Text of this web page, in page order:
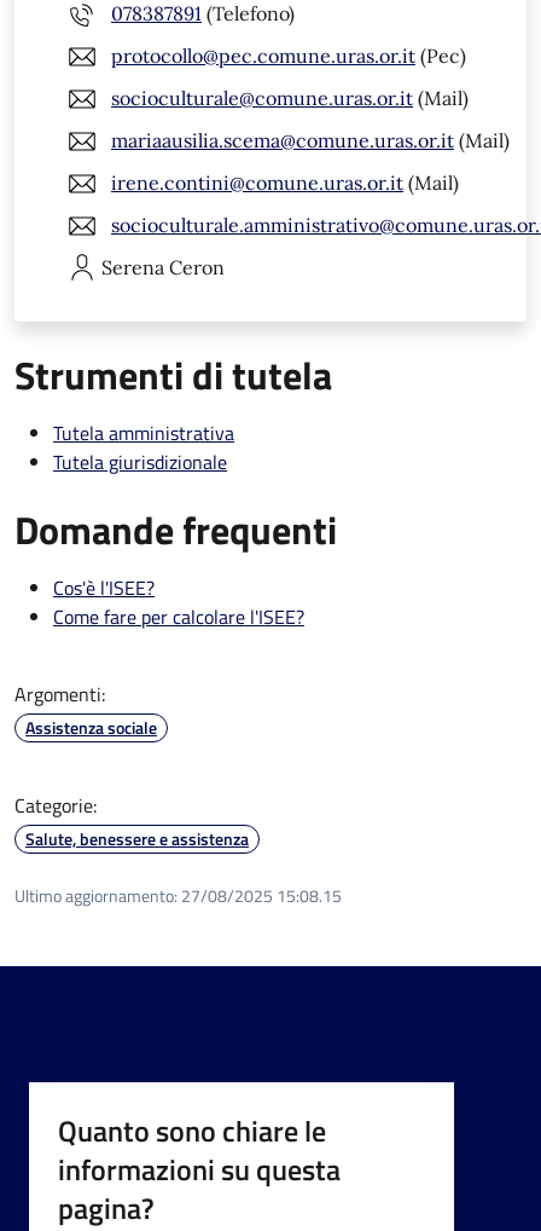
078387891 (Telefono)
protocollo@pec.comune.uras.or.it (Pec)
socioculturale@comune.uras.or.it (Mail)
mariaausilia.scema@comune.uras.or.it (Mail)
irene.contini@comune.uras.or.it (Mail)
Serena Ceron
Strumenti di tutela
Tutela amministrativa
Tutela giurisdizionale
Domande frequenti
Cos'è l'ISEE?
Come fare per calcolare l'ISEE?
Argomenti:
Assistenza sociale
Categorie:
Salute, benessere e assistenza
Ultimo aggiornamento: 27/08/2025 15:08.15
Quanto sono chiare le
informazioni su questa
pagina?